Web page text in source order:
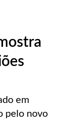
em
pelo novo